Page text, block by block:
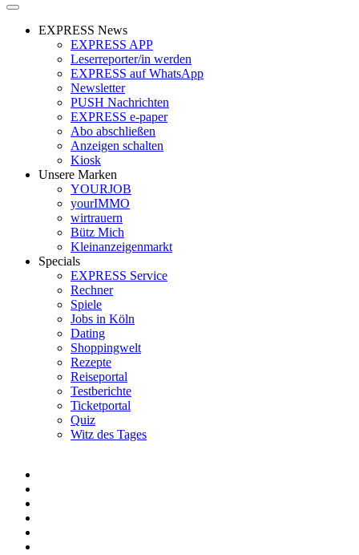
EXPRESS News
EXPRESS APP
Leserreporter/in werden
EXPRESS auf WhatsApp
Newsletter
PUSH Nachrichten
EXPRESS e-paper
Abo abschließen
Anzeigen schalten
Kiosk
Unsere Marken
YOURJOB
yourIMMO
wirtrauern
Bütz Mich
Kleinanzeigenmarkt
Specials
EXPRESS Service
Rechner
Spiele
Jobs in Köln
Dating
Shoppingwelt
Rezepte
Reiseportal
Testberichte
Ticketportal
Quiz
Witz des Tages